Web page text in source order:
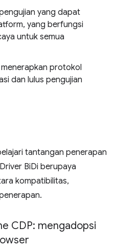
yang dapat
yang berfungsi
untuk semua
protokol
dan lulus pengujian
tantangan penerapan
BiDi berupaya
kompatibilitas,
CDP: mengadopsi